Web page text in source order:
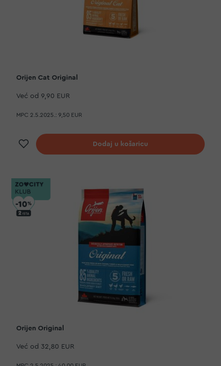
Orijen Cat Original
Već od 9,90 EUR
MPC 2.5.2025.: 9,50 EUR
Dodaj na listu želja
Dodaj u košaricu
Orijen Original
Već od 32,80 EUR